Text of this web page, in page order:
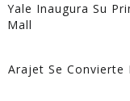
Yale Inaugura Su
Mall
Arajet Se Convierte